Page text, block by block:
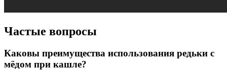
Частые вопросы
Каковы преимущества использования редьки с
мёдом при кашле?